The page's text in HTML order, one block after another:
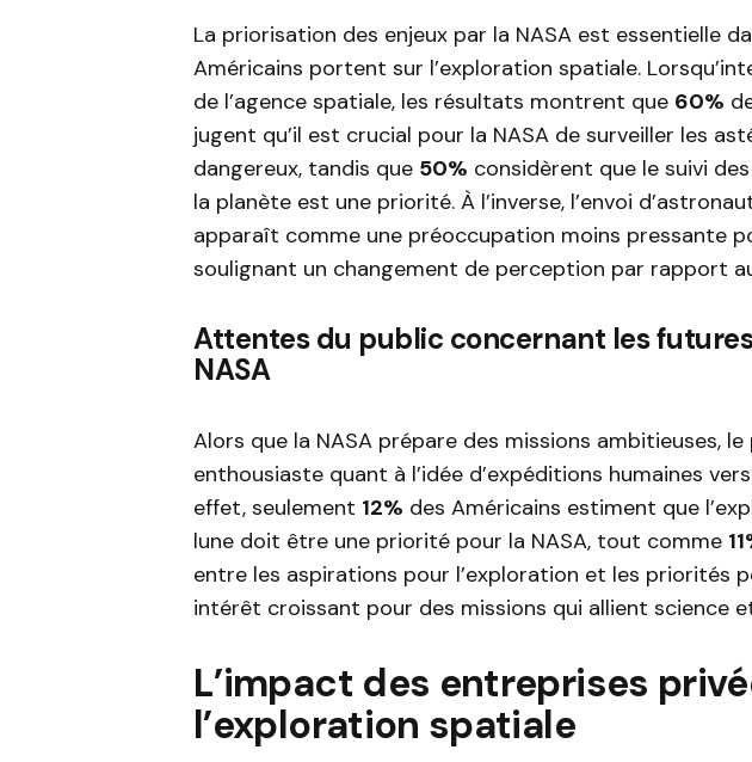
La priorisation des enjeux par la NASA est essentielle
Américains portent sur l’exploration spatiale.
de l’agence spatiale, les résultats montrent que 60%
jugent qu’il est crucial pour la NASA de surveiller les
dangereux, tandis que 50% considèrent que le suivi
la planète est une priorité. À l’inverse, l’envoi
apparaît comme une préoccupation moins pressante
soulignant un changement de perception par rapport
Attentes du public concernant les
NASA
Alors que la NASA prépare des missions ambitieuses,
enthousiaste quant à l’idée d’expéditions humaines
effet, seulement 12% des Américains estiment que
lune doit être une priorité pour la NASA, tout comme
entre les aspirations pour l’exploration et les priorités
intérêt croissant pour des missions qui allient science
L’impact des entreprises
l’exploration spatiale